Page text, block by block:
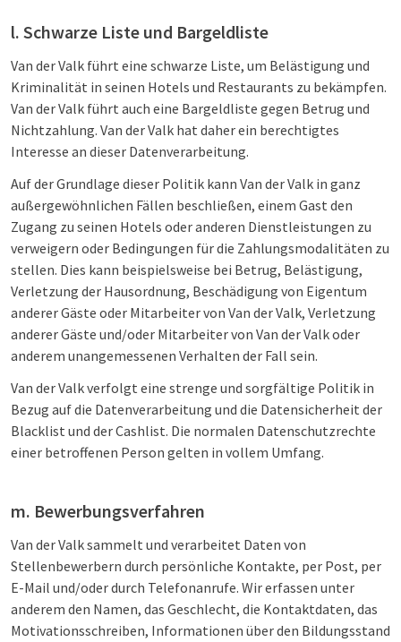
l. Schwarze Liste und Bargeldliste
Van der Valk führt eine schwarze Liste, um Belästigung und
Kriminalität in seinen Hotels und Restaurants zu bekämpfen.
Van der Valk führt auch eine Bargeldliste gegen Betrug und
Nichtzahlung. Van der Valk hat daher ein berechtigtes
Interesse an dieser Datenverarbeitung.
Auf der Grundlage dieser Politik kann Van der Valk in ganz
außergewöhnlichen Fällen beschließen, einem Gast den
Zugang zu seinen Hotels oder anderen Dienstleistungen zu
verweigern oder Bedingungen für die Zahlungsmodalitäten zu
stellen. Dies kann beispielsweise bei Betrug, Belästigung,
Verletzung der Hausordnung, Beschädigung von Eigentum
anderer Gäste oder Mitarbeiter von Van der Valk, Verletzung
anderer Gäste und/oder Mitarbeiter von Van der Valk oder
anderem unangemessenen Verhalten der Fall sein.
Van der Valk verfolgt eine strenge und sorgfältige Politik in
Bezug auf die Datenverarbeitung und die Datensicherheit der
Blacklist und der Cashlist. Die normalen Datenschutzrechte
einer betroffenen Person gelten in vollem Umfang.
m. Bewerbungsverfahren
Van der Valk sammelt und verarbeitet Daten von
Stellenbewerbern durch persönliche Kontakte, per Post, per
E-Mail und/oder durch Telefonanrufe. Wir erfassen unter
anderem den Namen, das Geschlecht, die Kontaktdaten, das
Motivationsschreiben, Informationen über den Bildungsstand